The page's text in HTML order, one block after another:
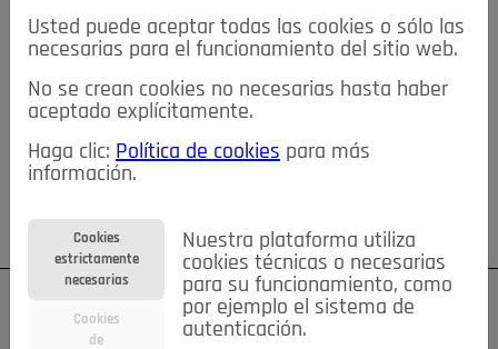
≡NOTICIAS
NOTICIAS SERVICIOS DE INTERÉS
TABLÓN DE ANUNCIOS MIS ANUNCIOS CONTACTO
NOSOTROS
Su cuenta Regístrese ¿Olvidó su contraseña?
Usted puede aceptar todas las cookies o sólo las
necesarias para el funcionamiento del sitio web.
No se crean cookies no necesarias hasta haber
aceptado explícitamente.
Haga clic: Política de cookies para más
información.
Cookies
estrictamente
necesarias
Cookies
de
Nuestra plataforma utiliza
cookies técnicas o necesarias
para su funcionamiento, como
por ejemplo el sistema de
autenticación.